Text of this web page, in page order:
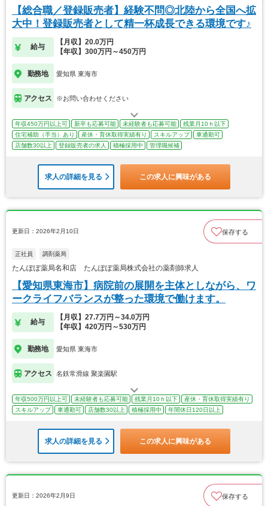
【総合職／登録販売者】経験不問◎北陸から全国へ拡
大中！登録販売者として精一杯成長できる環境です♪
給与
【月収】20.0万円
【年収】300万円～450万円
勤務地 愛知県 東海市
アクセス ※お問い合わせください
年収450万円以上可 新卒も応募可能 未経験者も応募可能
残業月10ｈ以下
住宅補助（手当）あり
産休・育休取得実績有り スキルアップ
車通勤可
店舗数30以上
登録販売者の求人 積極採用中 管理職候補
求人の詳細を見る この求人に興味がある
更新日：2026年2月10日 保存する
正社員 調剤薬局
たんぽぽ薬局名和店 たんぽぽ薬局株式会社の薬剤師求人
【愛知県東海市】病院前の展開を主体としながら、ワ
ークライフバランスが整った環境で働けます。
給与
【月収】27.7万円～34.0万円
【年収】420万円～530万円
勤務地 愛知県 東海市
アクセス 名鉄常滑線 聚楽園駅
年収500万円以上可 未経験者も応募可能 残業月10ｈ以下
産休・育休取得実績有り
スキルアップ
車通勤可 店舗数30以上 積極採用中 年間休日120日以上
求人の詳細を見る この求人に興味がある
更新日：2026年2月9日 保存する